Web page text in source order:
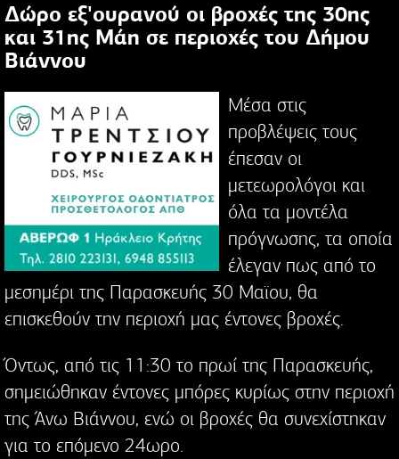
Δώρο εξ'ουρανού οι βροχές της 30ης
και 31ης Μάη σε περιοχές του Δήμου
Βιάννου
Μέσα στις
προβλέψεις τους
έπεσαν οι
μετεωρολόγοι και
όλα τα μοντέλα
πρόγνωσης, τα οποία
έλεγαν πως από το
μεσημέρι της Παρασκευής 30 Μαϊου, θα
επισκεθούν την περιοχή μας έντονες βροχές.
Όντως, από τις 11:30 το πρωί της Παρασκευής,
σημειώθηκαν έντονες μπόρες κυρίως στην περιοχή
της Άνω Βιάννου, ενώ οι βροχές θα συνεχίστηκαν
για το επόμενο 24ωρο.